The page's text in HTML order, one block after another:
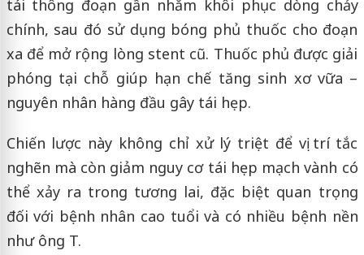
tái thông đoạn gần nhằm khôi phục dòng chảy
chính, sau đó sử dụng bóng phủ thuốc cho đoạn
xa để mở rộng lòng stent cũ. Thuốc phủ được giải
phóng tại chỗ giúp hạn chế tăng sinh xơ vữa –
nguyên nhân hàng đầu gây tái hẹp.
Chiến lược này không chỉ xử lý triệt để vị trí tắc
nghẽn mà còn giảm nguy cơ tái hẹp mạch vành có
thể xảy ra trong tương lai, đặc biệt quan trọng
đối với bệnh nhân cao tuổi và có nhiều bệnh nền
như ông T.